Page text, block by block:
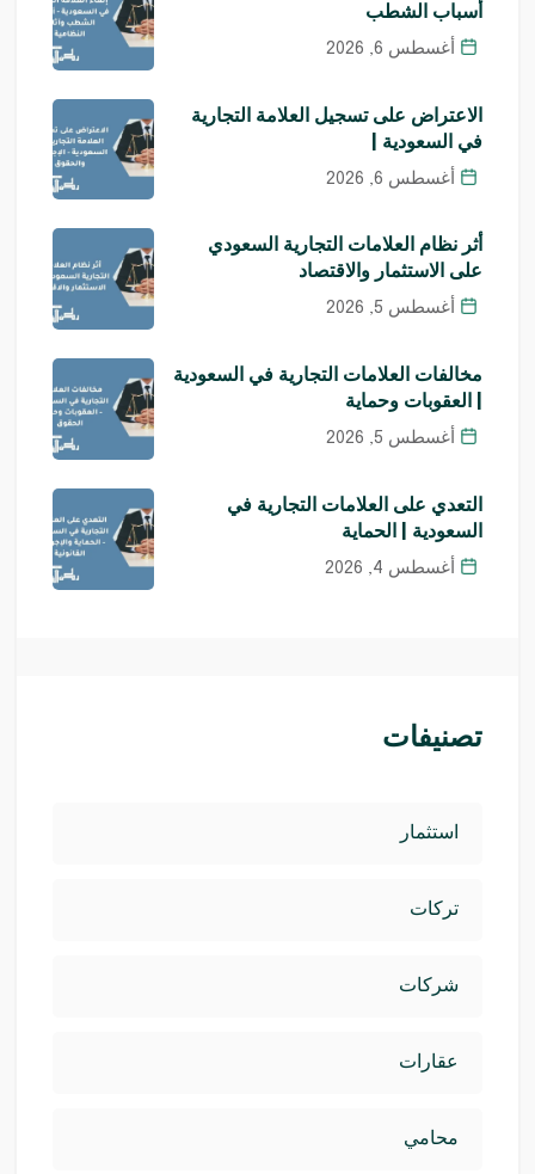
أسباب الشطب
أغسطس 6, 2026
الاعتراض على تسجيل العلامة التجارية
في السعودية |
أغسطس 6, 2026
أثر نظام العلامات التجارية السعودي
على الاستثمار والاقتصاد
أغسطس 5, 2026
مخالفات العلامات التجارية في السعودية
| العقوبات وحماية
أغسطس 5, 2026
التعدي على العلامات التجارية في
السعودية | الحماية
أغسطس 4, 2026
تصنيفات
استثمار
تركات
شركات
عقارات
محامي